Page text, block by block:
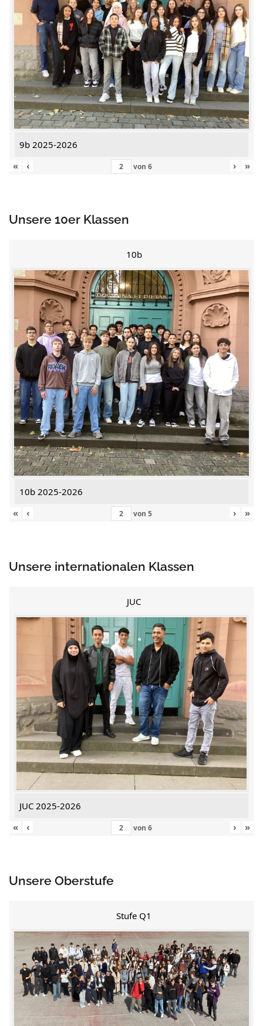
9b 2025-2026
«
‹ von 6 › »
Unsere 10er Klassen
10b
10b 2025-2026
«
‹ von 5 › »
Unsere internationalen Klassen
JUC
JUC 2025-2026
«
‹ von 6 › »
Unsere Oberstufe
Stufe Q1